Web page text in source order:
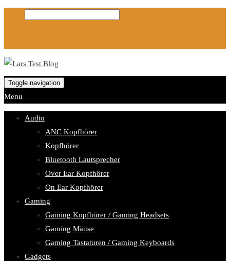
Toggle navigation
Menu
Audio
ANC Kopfhörer
Kopfhörer
Bluetooth Lautsprecher
Over Ear Kopfhörer
On Ear Kopfhörer
Gaming
Gaming Kopfhörer / Gaming Headsets
Gaming Mäuse
Gaming Tastaturen / Gaming Keyboards
Gadgets